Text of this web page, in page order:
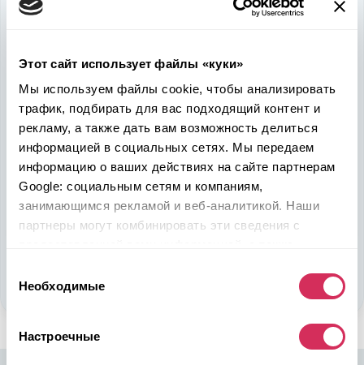
Этот сайт использует файлы «куки»
Мы используем файлы cookie, чтобы анализировать
трафик, подбирать для вас подходящий контент и
рекламу, а также дать вам возможность делиться
информацией в социальных сетях. Мы передаем
информацию о ваших действиях на сайте партнерам
Google: социальным сетям и компаниям,
занимающимся рекламой и веб-аналитикой. Наши
партнеры могут комбинировать эти сведения с
вами их сервисов.
согласия
Необходимые
Настроечные
Используйте
возможность
откроет перед вами дополнительные перспективы. Кроме
ожидаемого результата, вы получите реальные выгоды.
Внедрение Американского стандарта на авторынке
Казахстана станет эрой больших возможностей
казахстанцев, чтобы реализовать свой потенциал в
полную силу.
Подобрать авто